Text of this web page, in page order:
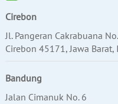
Cirebon
Jl. Pangeran Cakrabuana
Cirebon 45171, Jawa Barat,
Bandung
Jalan Cimanuk No. 6